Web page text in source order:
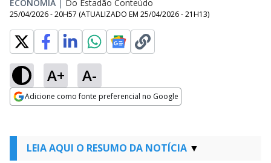
ECONOMIA | Do Estadão Conteúdo
25/04/2026 - 20H57 (ATUALIZADO EM 25/04/2026 - 21H13)
A+ A-
Adicione como fonte preferencial no Google
LEIA AQUI O RESUMO DA NOTÍCIA